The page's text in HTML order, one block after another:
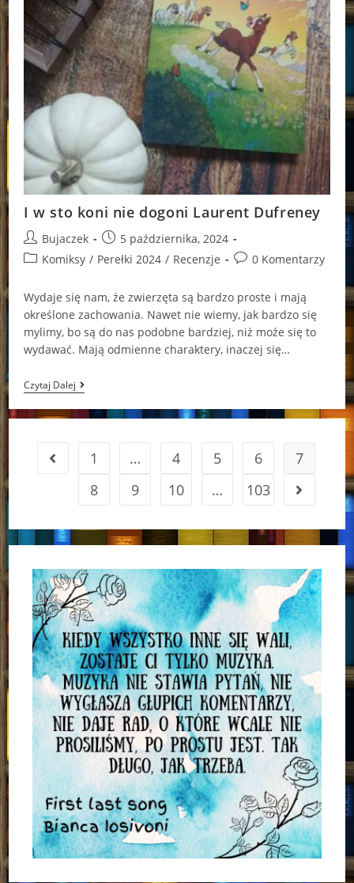
I w sto koni nie dogoni Laurent Dufreney
Post
author:
Bujaczek
Post
published:
5 października, 2024
PostKomiksy / Perełki 2024 / Recenzje
Post0 Komentarzy
Wydaje się nam, że zwierzęta są bardzo proste i mają
określone zachowania. Nawet nie wiemy, jak bardzo się
mylimy, bo są do nas podobne bardziej, niż może się to
wydawać. Mają odmienne charaktery, inaczej się…
Czytaj DalejI
W
Sto
Koni
Laurent
Go to the previous page
1 … 4 5 6
7
8
9 10 … 103 Go to the